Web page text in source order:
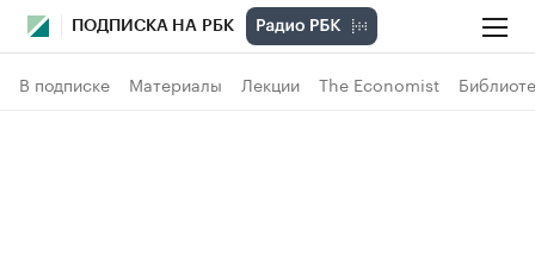
ПОДПИСКА НА РБК
В подписке Материалы Лекции The Economist